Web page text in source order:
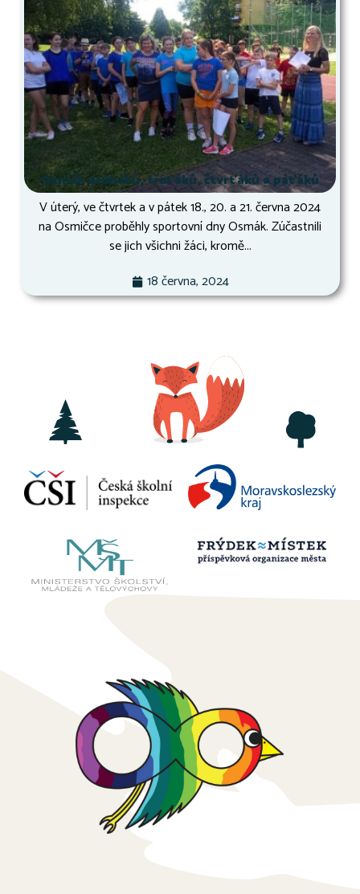
Osmák druháků, třeťáků, čtvrťáků a páťáků
V úterý, ve čtvrtek a v pátek 18., 20. a 21. června 2024
na Osmičce proběhly sportovní dny Osmák. Zúčastnili
se jich všichni žáci, kromě...
18 června, 2024